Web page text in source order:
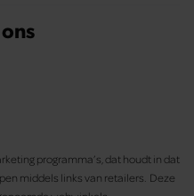
programma’s, dat houdt in dat
middels links van retailers. Deze